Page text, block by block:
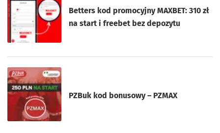
Betters kod promocyjny MAXBET: 310 zł
na start i freebet bez depozytu
PZBuk kod bonusowy – PZMAX